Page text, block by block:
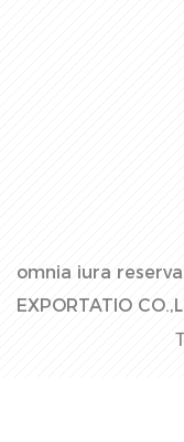
omnia iura
EXPORTATIO